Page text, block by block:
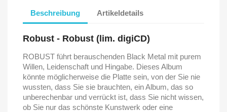
Beschreibung Artikeldetails
Robust - Robust (lim. digiCD)
ROBUST führt berauschenden Black Metal mit purem
Willen, Leidenschaft und Hingabe. Dieses Album
könnte möglicherweise die Platte sein, von der Sie nie
wussten, dass Sie sie brauchten, ein Album, das so
unberechenbar und verrückt ist, dass Sie nicht wissen,
ob Sie nur das schönste Kunstwerk oder eine